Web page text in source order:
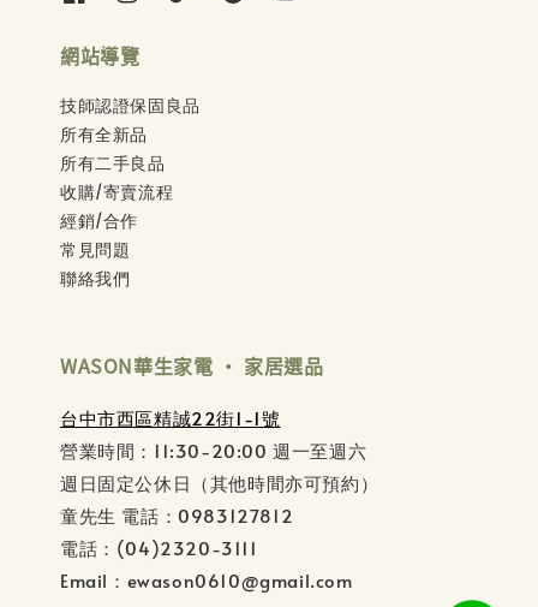
網站導覽
技師認證保固良品
所有全新品
所有二手良品
收購/寄賣流程
經銷/合作
常見問題
聯絡我們
WASON華生家電 ‧ 家居選品
台中市西區精誠22街1-1號
營業時間：11:30-20:00 週一至週六
週日固定公休日（其他時間亦可預約）
童先生 電話：0983127812
電話：(04)2320-3111
Email：ewason0610@gmail.com